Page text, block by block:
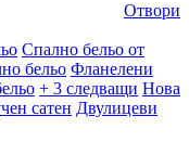
Отвори
Спално бельо от
бельо Фланелени
+ 3 следващи Нова
сатен Двулицеви